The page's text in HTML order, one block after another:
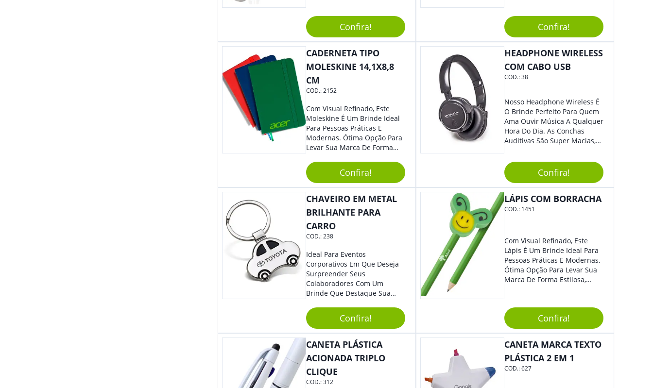
Adorar.
Confira!
Sua Empresa Terá O Grande
Destaque Merecido.
Confira!
CADERNETA TIPO
MOLESKINE 14,1X8,8
CM
COD.:2152
Com Visual Refinado, Este
Moleskine É Um Brinde Ideal
Para Pessoas Práticas E
Modernas. Ótima Opção Para
Levar Sua Marca De Forma
Sua Empresa Em Eventos,
Reuniões Corporativas Ou Até
Mesmo Para Presentear
Colaboradores E Parceiros De
Confira!
HEADPHONE WIRELESS
COM CABO USB
COD.:38
Nosso Headphone Wireless É
O Brinde Perfeito Para Quem
Ama Ouvir Música A Qualquer
Hora Do Dia. As Conchas
Auditivas São Super Macias,
Conforto Ao Utilizá-Lo. Com
Entrada Para Mini Sd Cartão
De Memória, Bateria Interna
Recarregável E Botões De
Volume, Avanço, Retrocesso E
Para Atender Ligações, O
Demais, Não É?! O Design
Moderno Acrescenta Ainda
Mais Charme, O Que
Certamente Agregará Grande
Destaque À Sua Marca.
Confira!
CHAVEIRO EM METAL
BRILHANTE PARA
CARRO
COD.:238
Ideal Para Eventos
Corporativos Em Que Deseja
Surpreender Seus
Colaboradores Com Um
Brinde Que Destaque Sua
Formato De Carro É Ideal!
Elaborado Com Metal,
Material Resistente E Durável,
O Item Conta Também Com
Confira!
LÁPIS COM BORRACHA
COD.: 1451
Com Visual Refinado, Este
Lápis É Um Brinde Ideal Para
Pessoas Práticas E Modernas.
Ótima Opção Para Levar Sua
Marca De Forma Estilosa,
Reuniões Corporativas Ou Até
Mesmo Para Presentear
Colaboradores E Parceiros De
Confira!
CANETA PLÁSTICA
ACIONADA TRIPLO
CLIQUE
COD.:312
CANETA MARCA TEXTO
PLÁSTICA 2 EM 1
COD.:627